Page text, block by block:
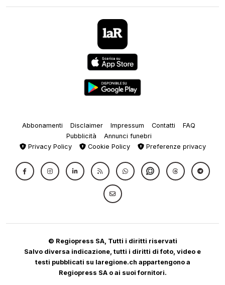
Abbonamenti Disclaimer Impressum Contatti
FAQ
Pubblicità
Annunci funebri
Privacy Policy
Cookie Policy Preferenze privacy
© Regiopress SA, Tutti i diritti riservati
Salvo diversa indicazione, tutti i diritti di foto, video e
testi pubblicati su laregione.ch appartengono a
Regiopress SA o ai suoi fornitori.